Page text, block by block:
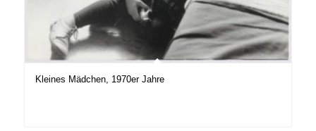
Kleines Mädchen, 1970er Jahre